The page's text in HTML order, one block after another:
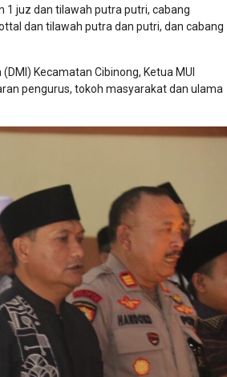
1 juz dan tilawah putra putri, cabang
dan tilawah putra dan putri, dan cabang
Kecamatan Cibinong, Ketua MUI
pengurus, tokoh masyarakat dan ulama